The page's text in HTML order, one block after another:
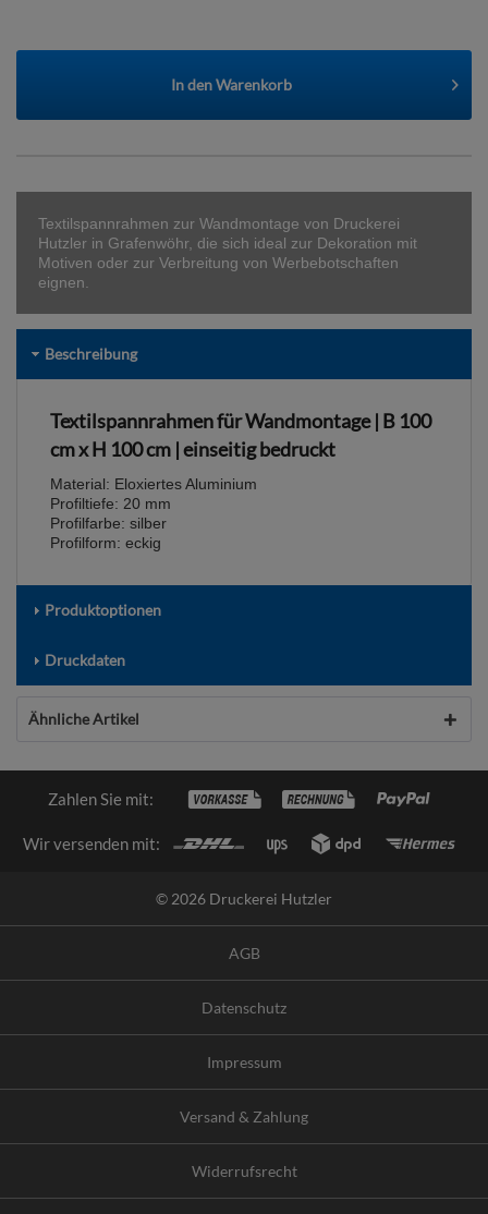
In den Warenkorb
Textilspannrahmen zur Wandmontage von Druckerei
Hutzler in Grafenwöhr, die sich ideal zur Dekoration mit
Motiven oder zur Verbreitung von Werbebotschaften
eignen.
Beschreibung
Textilspannrahmen für Wandmontage | B 100
cm x H 100 cm | einseitig bedruckt
Material: Eloxiertes Aluminium
Profiltiefe: 20 mm
Profilfarbe: silber
Profilform: eckig
Produktoptionen
Druckdaten
Ähnliche Artikel
Zahlen Sie mit:
Wir versenden mit:
© 2026 Druckerei Hutzler
AGB
Datenschutz
Impressum
Versand & Zahlung
Widerrufsrecht